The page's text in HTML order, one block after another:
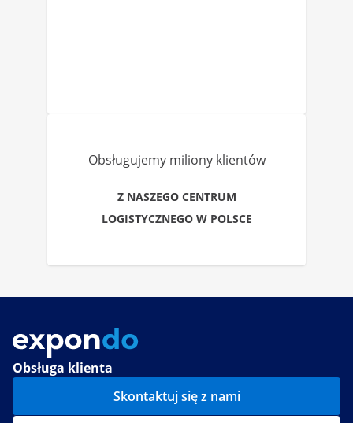
Obsługujemy miliony klientów
Z NASZEGO CENTRUM
LOGISTYCZNEGO W POLSCE
Obsługa klienta
Skontaktuj się z nami